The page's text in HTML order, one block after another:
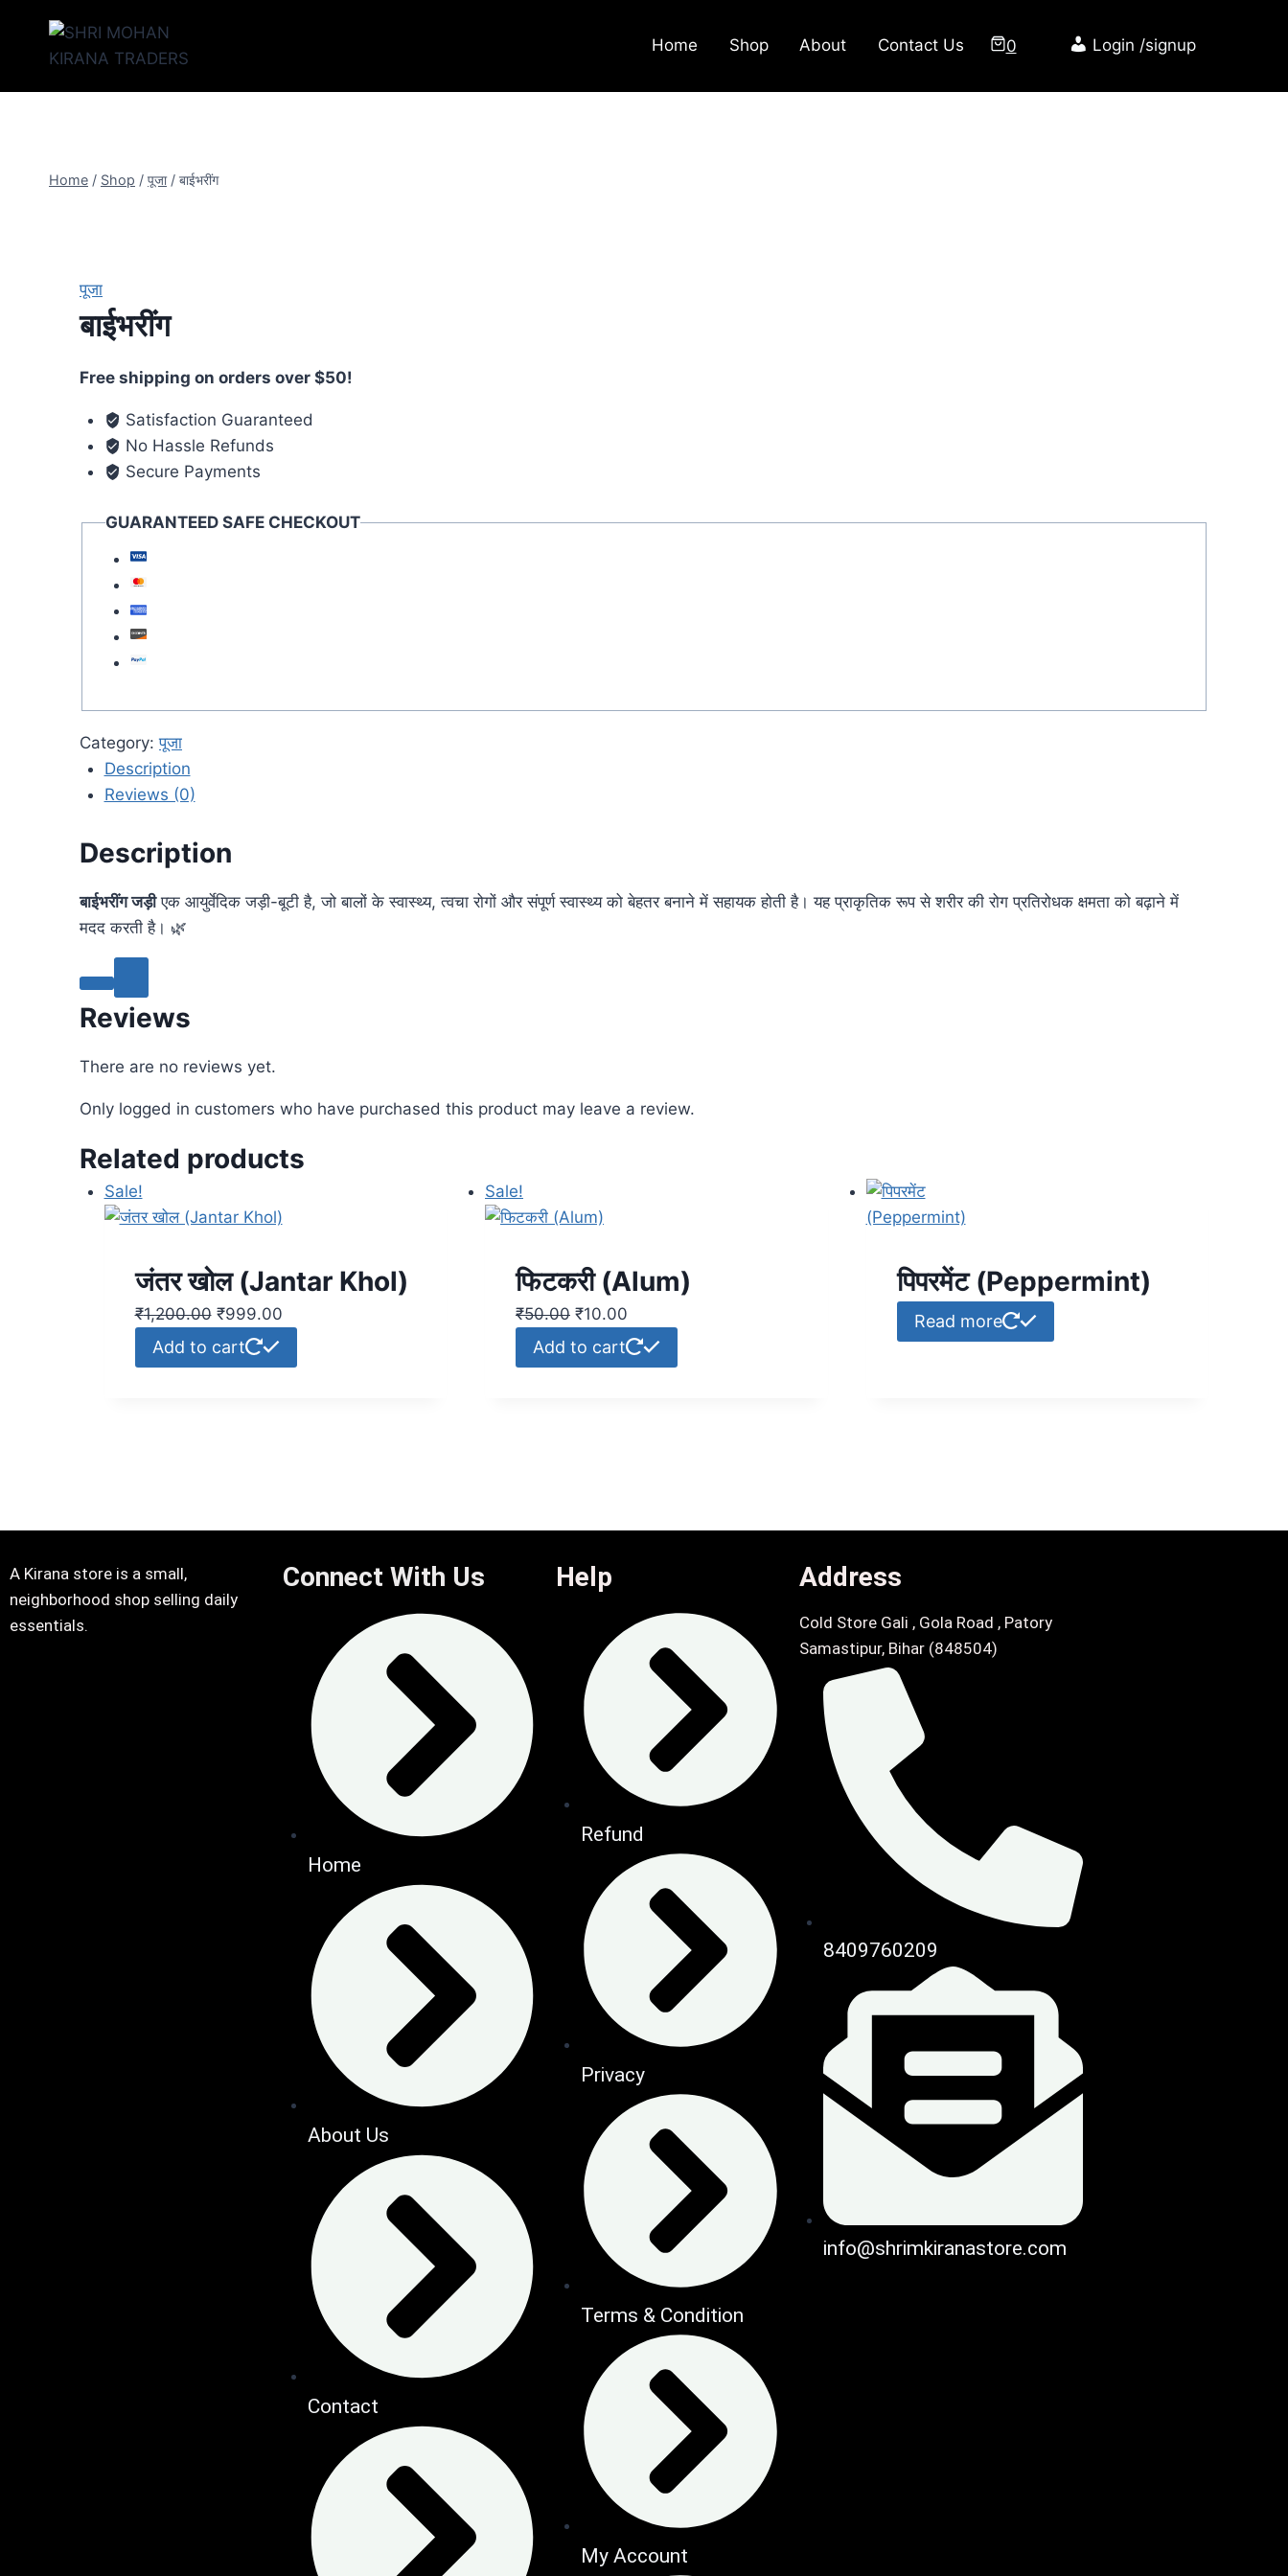
Home Shop About Contact Us 0 Login /signup
Home / Shop / पूजा / बाईभरींग
पूजा
बाईभरींग
Free shipping on orders over $50!
Satisfaction Guaranteed
No Hassle Refunds
Secure Payments
GUARANTEED SAFE CHECKOUT
Category:पूजा
Description
Reviews (0)
Description
बाईभरींग जड़ीएक आयुर्वेदिक जड़ी-बूटी है, जो बालों के स्वास्थ्य, त्वचा रोगों और संपूर्ण स्वास्थ्य को बेहतर बनाने में सहायक होती है। यह प्राकृतिक रूप से शरीर की रोग प्रतिरोधक क्षमता को बढ़ाने में
मदद करती है। 🌿
Reviews
There are no reviews yet.
Only logged in customers who have purchased this product may leave a review.
Related products
Sale!
जंतर खोल (Jantar Khol)
₹1,200.00 ₹999.00
Add to cart
Sale!
फिटकरी (Alum)
₹50.00 ₹10.00
Add to cart
पिपरमेंट (Peppermint)
Read more
A Kirana store is a small,
neighborhood shop selling daily
essentials.
Connect With Us
Home
About Us
Contact
Help
Refund
Privacy
Terms & Condition
My Account
Address
Cold Store Gali , Gola Road , Patory
Samastipur, Bihar (848504)
8409760209
info@shrimkiranastore.com